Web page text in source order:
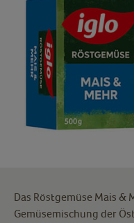
Das Röstgemüse Mais
Gemüsemischung der